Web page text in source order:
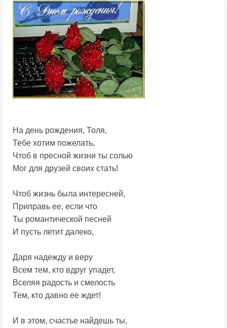
На день рождения, Толя,
Тебе хотим пожелать,
Чтоб в пресной жизни ты солью
Мог для друзей своих стать!
Чтоб жизнь была интересней,
Приправь ее, если что
Ты романтической песней
И пусть летит далеко,
Даря надежду и веру
Всем тем, кто вдруг упадет,
Вселяя радость и смелость
Тем, кто давно ее ждет!
И в этом, счастье найдешь ты,